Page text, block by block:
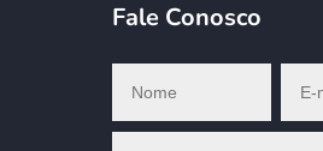
Fale Conosco